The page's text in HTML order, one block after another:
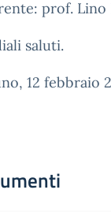
prof. Lino
saluti.
12 febbraio